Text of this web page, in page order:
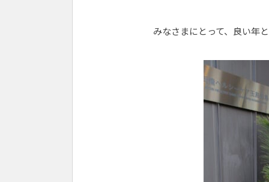
みなさまにとって、良い年